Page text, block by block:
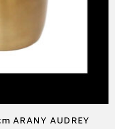
ARANY AUDREY